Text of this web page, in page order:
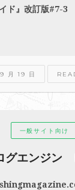
ド』改訂版#7-3
月 19 日
一般サイト向け
グエンジン